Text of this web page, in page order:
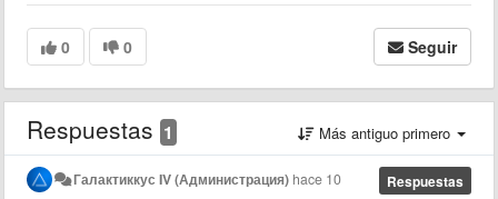
0 0 Seguir
Respuestas 1 Más antiguo primero
Respuestas
Галактиккус IV (Администрация) hace 10